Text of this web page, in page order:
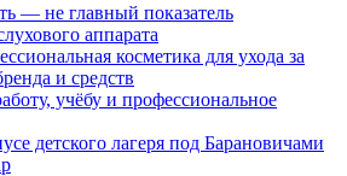
— не главный показатель
аппарата
косметика для ухода за
и средств
учёбу и профессиональное
детского лагеря под Барановичами